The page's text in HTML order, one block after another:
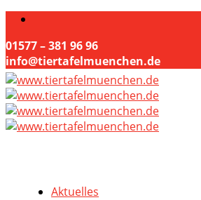
01577 – 381 96 96
info@tiertafelmuenchen.de
Aktuelles